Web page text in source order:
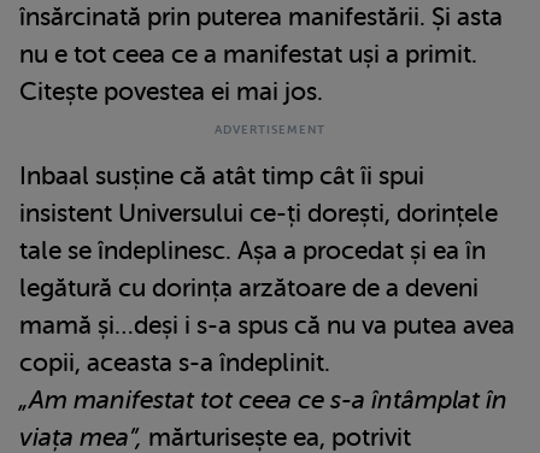
însărcinată prin puterea manifestării. Și asta
nu e tot ceea ce a manifestat uși a primit.
Citește povestea ei mai jos.
Inbaal susține că atât timp cât îi spui
insistent Universului ce-ți dorești, dorințele
tale se îndeplinesc. Așa a procedat și ea în
legătură cu dorința arzătoare de a deveni
mamă și…deși i s-a spus că nu va putea avea
copii, aceasta s-a îndeplinit.
„Am manifestat tot ceea ce s-a întâmplat în
viața mea”, mărturisește ea, potrivit